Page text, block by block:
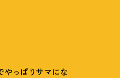
やっぱりサマにな